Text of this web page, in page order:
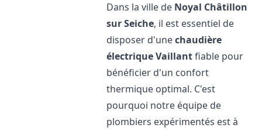
Dans la ville de Noyal Châtillon
sur Seiche, il est essentiel de
disposer d'unechaudière
électrique Vaillantfiable pour
bénéficier d'un confort
thermique optimal. C'est
pourquoi notre équipe de
plombiers expérimentés est à